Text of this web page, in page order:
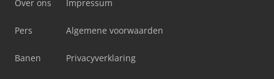
Over ons
Pers
Banen
Impressum
Algemene voorwaarden
Privacyverklaring